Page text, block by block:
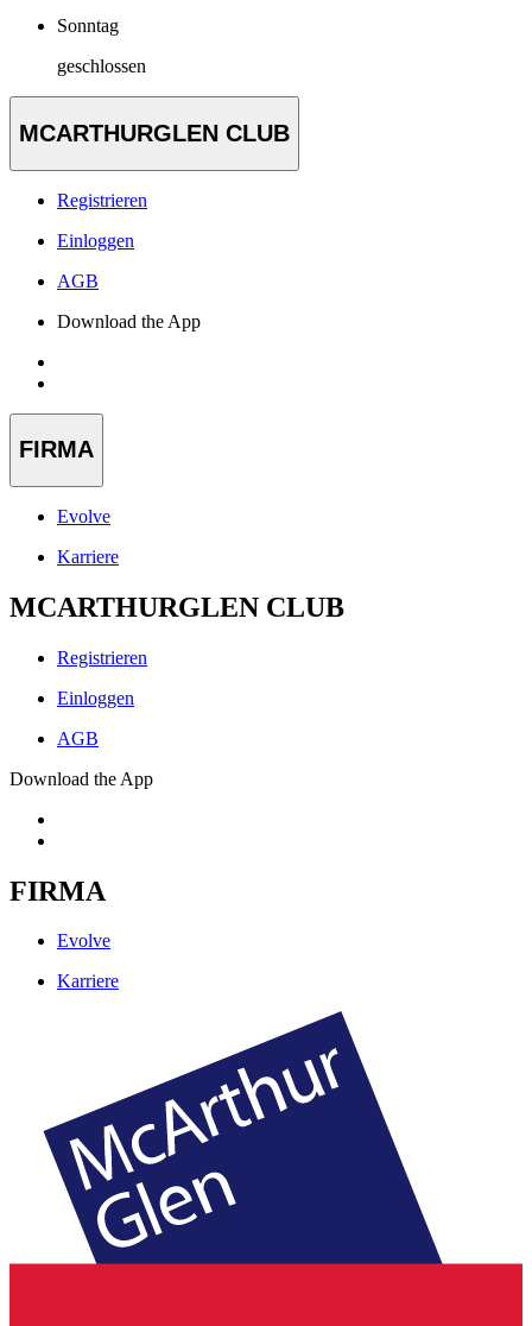
Sonntag
geschlossen
MCARTHURGLEN CLUB
Registrieren
Einloggen
AGB
Download the App
FIRMA
Evolve
Karriere
MCARTHURGLEN CLUB
Registrieren
Einloggen
AGB
Download the App
FIRMA
Evolve
Karriere